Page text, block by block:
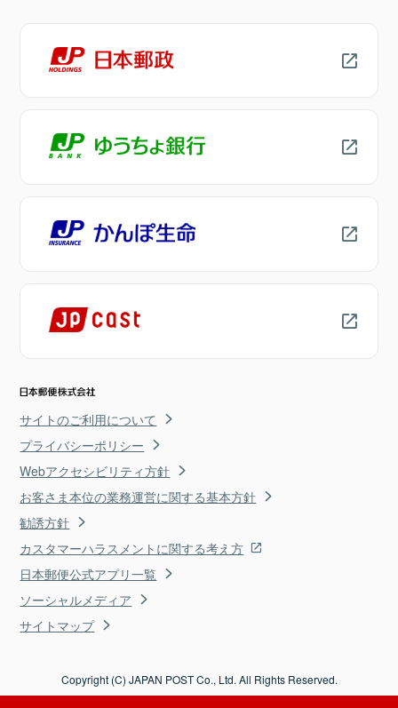
サイトのご利用について
プライバシーポリシー
Webアクセシビリティ方針
お客さま本位の業務運営に関する基本方針
勧誘方針
カスタマーハラスメントに関する考え方
日本郵便公式アプリ一覧
ソーシャルメディア
サイトマップ
Copyright (C) JAPAN POST Co., Ltd. All Rights Reserved.